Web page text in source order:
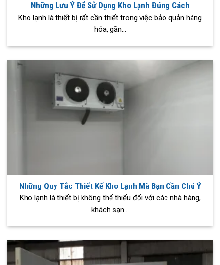
Những Lưu Ý Để Sử Dụng Kho Lạnh Đúng Cách
Kho lạnh là thiết bị rất cần thiết trong việc bảo quản hàng
hóa, gần...
Những Quy Tắc Thiết Kế Kho Lạnh Mà Bạn Cần Chú Ý
Kho lạnh là thiết bị không thể thiếu đối với các nhà hàng,
khách sạn...